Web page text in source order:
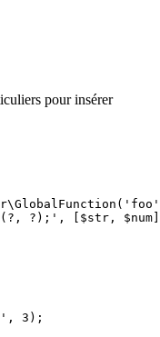
pour insérer
?);', [$str,